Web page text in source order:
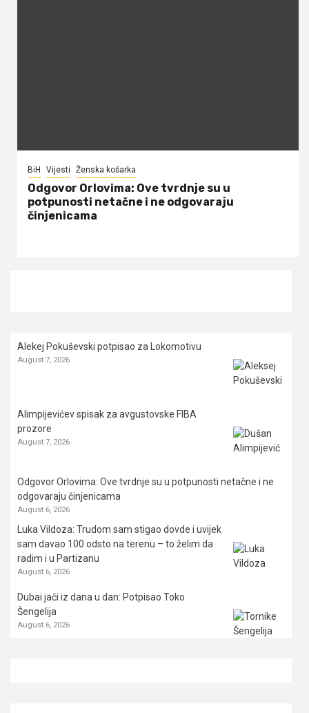
BiH Vijesti Ženska košarka
Odgovor Orlovima: ​Ove tvrdnje su u
potpunosti netačne i ne odgovaraju
činjenicama
Alekej Pokuševski potpisao za Lokomotivu
August 7, 2026
Alimpijevićev spisak za avgustovske FIBA
prozore
August 7, 2026
Odgovor Orlovima: ​Ove tvrdnje su u potpunosti netačne i ne
odgovaraju činjenicama
August 6, 2026
Luka Vildoza: Trudom sam stigao dovde i uvijek
sam davao 100 odsto na terenu – to želim da
radim i u Partizanu
August 6, 2026
Dubai jači iz dana u dan: Potpisao Toko
Šengelija
August 6, 2026